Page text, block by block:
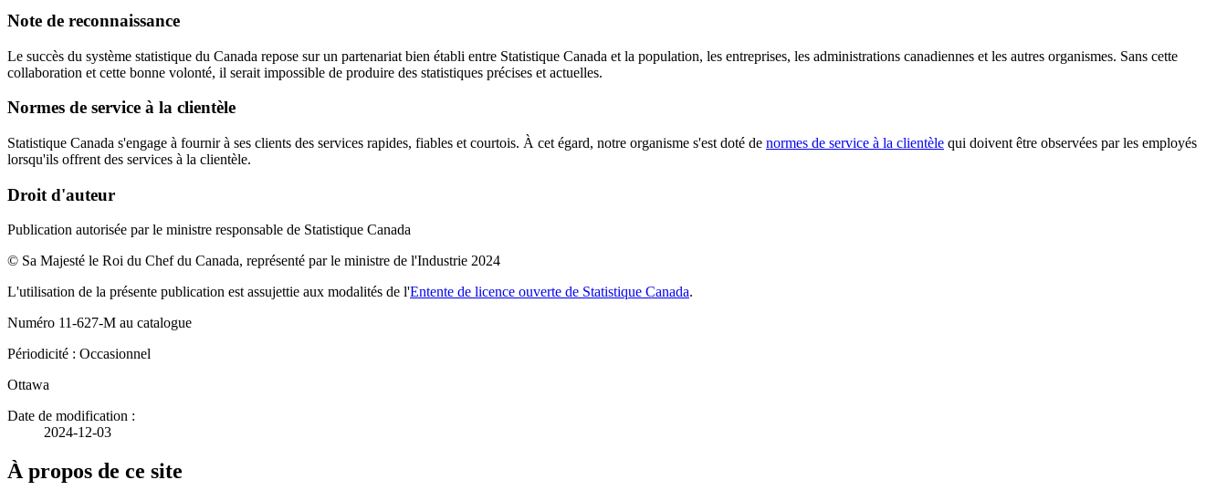
Note de reconnaissance
Le succès du système statistique du Canada repose sur un partenariat bien établi entre Statistique Canada et la population, les entreprises, les administrations canadiennes et les autres organismes. Sans cette
collaboration et cette bonne volonté, il serait impossible de produire des statistiques précises et actuelles.
Normes de service à la clientèle
Statistique Canada s'engage à fournir à ses clients des services rapides, fiables et courtois. À cet égard, notre organisme s'est doté de normes de service à la clientèle qui doivent être observées par les employés
lorsqu'ils offrent des services à la clientèle.
Droit d'auteur
Publication autorisée par le ministre responsable de Statistique Canada
© Sa Majesté le Roi du Chef du Canada, représenté par le ministre de l'Industrie 2024
L'utilisation de la présente publication est assujettie aux modalités de l'Entente de licence ouverte de Statistique Canada.
Numéro 11-627-M au catalogue
Périodicité : Occasionnel
Ottawa
Date de modification :
2024-12-03
À propos de ce site